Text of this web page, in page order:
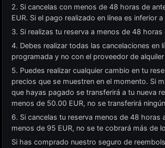
2. Si cancelas con menos de 48 horas de
EUR. Si el pago realizado en línea es inferior
3. Si realizas tu reserva a menos de 48
4. Debes realizar todas las cancelaciones en
programada y no con el proveedor de
5. Puedes realizar cualquier cambio en tu
precios que se muestren en el momento. Si
que hayas pagado se transferirá a tu nueva
menos de 50.00 EUR, no se transferirá
6. Si cancelas tu reserva menos de 48 horas
menos de 95 EUR, no se te cobrará más de
Si has comprado nuestro seguro de